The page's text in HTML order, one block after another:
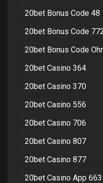
20bet Bonus Code 48
20bet Bonus Code
20bet Bonus Code
20bet Casino 364
20bet Casino 370
20bet Casino 556
20bet Casino 706
20bet Casino 807
20bet Casino 877
20bet Casino App 663